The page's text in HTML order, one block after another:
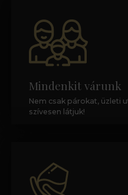
Mindenkit várunk
Nem csak párokat, üzleti
szívesen látjuk!